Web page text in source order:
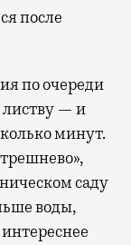
после
по очереди
листву — и
минут.
саду
воды,